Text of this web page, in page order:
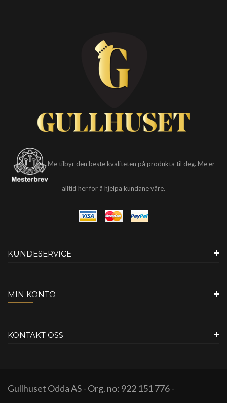
Me tilbyr den beste kvaliteten på produkta til deg. Me er
alltid her for å hjelpa kundane våre.
KUNDESERVICE
MIN KONTO
KONTAKT OSS
Gullhuset Odda AS - Org. no: 922 151 776 -